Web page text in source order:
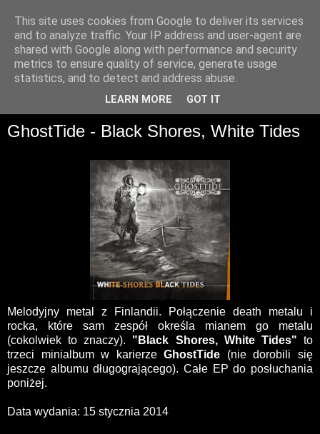
GhostTide - Black Shores, White Tides
Melodyjny metal z Finlandii. Połączenie death metalu i
rocka, które sam zespół określa mianem go metalu
(cokolwiek to znaczy). "Black Shores, White Tides" to
trzeci minialbum w karierzeGhostTide (nie dorobili się
jeszcze albumu długogrającego). Całe EP do posłuchania
poniżej.
Data wydania: 15 stycznia 2014
This site uses cookies from Google to deliver its services
and to analyze traffic. Your IP address and user-agent are
shared with Google along with performance and security
metrics to ensure quality of service, generate usage
statistics, and to detect and address abuse.
LEARN MORE GOT IT